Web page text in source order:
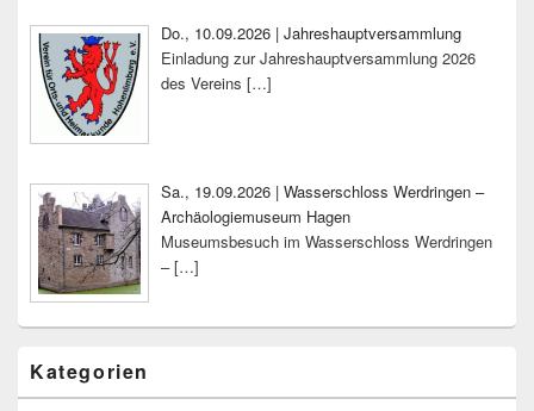
Do., 10.09.2026 | Jahreshauptversammlung
Einladung zur Jahreshauptversammlung 2026
des Vereins […]
Sa., 19.09.2026 | Wasserschloss Werdringen –
Archäologiemuseum Hagen
Museumsbesuch im Wasserschloss Werdringen
–[…]
Kategorien